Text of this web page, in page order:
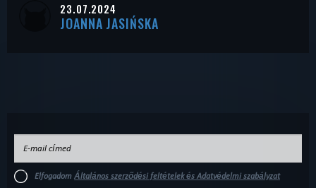
23.07.2024
JOANNA JASIŃSKA
Elfogadom Általános szerződési feltételek és Adatvédelmi szabályzat